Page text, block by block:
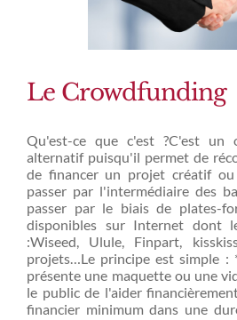
Le Crowdfunding
Qu'est-ce que c'est ?C'est un
alternatif puisqu'il permet de
de financer un projet créatif ou
passer par l'intermédiaire des
passer par le biais de plates-
disponibles sur Internet dont
:Wiseed, Ulule, Finpart,
projets…Le principe est simple
présente une maquette ou une
le public de l'aider
financier minimum dans une